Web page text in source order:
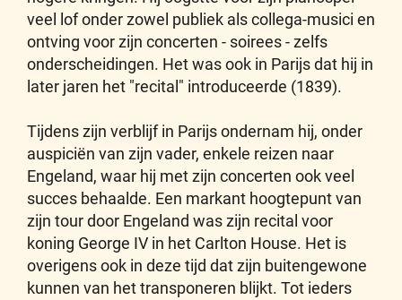
veel lof onder zowel publiek als collega-musici en
ontving voor zijn concerten - soirees - zelfs
onderscheidingen. Het was ook in Parijs dat hij in
later jaren het "recital" introduceerde (1839).
Tijdens zijn verblijf in Parijs ondernam hij, onder
auspiciën van zijn vader, enkele reizen naar
Engeland, waar hij met zijn concerten ook veel
succes behaalde. Een markant hoogtepunt van
zijn tour door Engeland was zijn recital voor
koning George IV in het Carlton House. Het is
overigens ook in deze tijd dat zijn buitengewone
kunnen van het transponeren blijkt. Tot ieders